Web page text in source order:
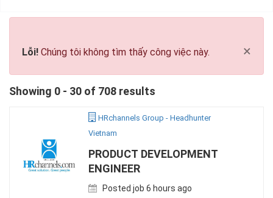
×
Lỗi! Chúng tôi không tìm thấy công việc này.
Showing 0 - 30 of 708 results
HRchannels Group - Headhunter
Vietnam
PRODUCT DEVELOPMENT
ENGINEER
Posted job 6 hours ago